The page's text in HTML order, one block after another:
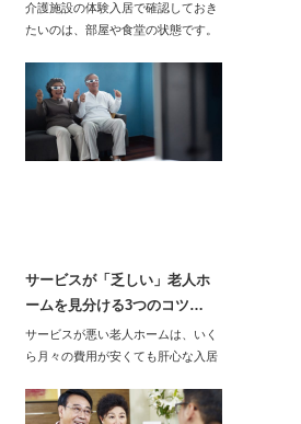
介護施設の体験入居で確認しておき
たいのは、部屋や食堂の状態です。
サービスが「乏しい」老人ホ
ームを見分ける3つのコツ…
サービスが悪い老人ホームは、いく
ら月々の費用が安くても肝心な入居